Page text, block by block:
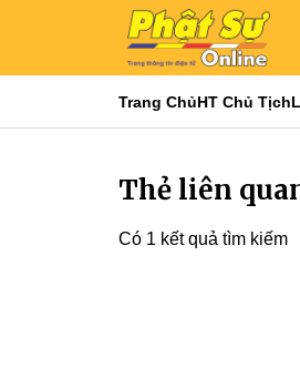
Trang ChủHT Chủ Tịch
Thẻ liên
Có 1 kết quả tìm kiếm